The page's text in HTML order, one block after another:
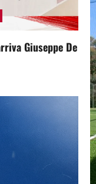
Giuseppe De